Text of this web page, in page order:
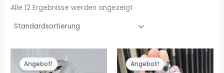
Alle 12 Ergebnisse werden angezeigt
Angebot! Angebot!